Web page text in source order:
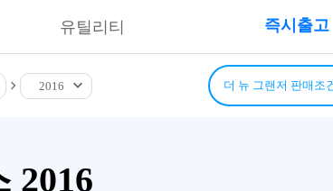
즉시출고
유틸리티
2016
2016